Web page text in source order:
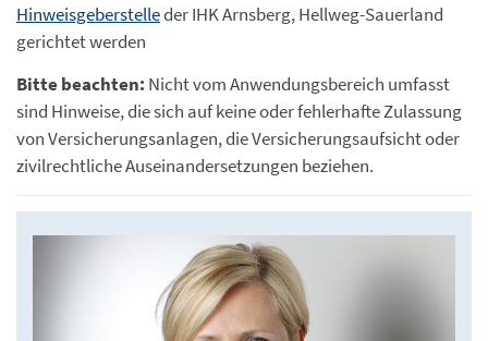
Hinweisgeberstelleder IHK Arnsberg, Hellweg-Sauerland
gerichtet werden
Bitte beachten: Nicht vom Anwendungsbereich umfasst
sind Hinweise, die sich auf keine oder fehlerhafte Zulassung
von Versicherungsanlagen, die Versicherungsaufsicht oder
zivilrechtliche Auseinandersetzungen beziehen.